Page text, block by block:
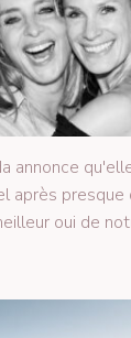
annonce
après presque
oui de